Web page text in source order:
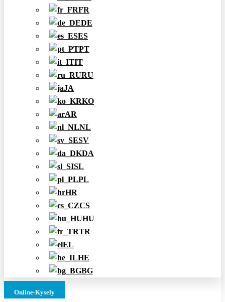
FR
DE
ES
PT
IT
RU
JA
KO
AR
NL
SV
DA
SL
PL
HR
CS
HU
TR
EL
HE
BG
Online-Kysely